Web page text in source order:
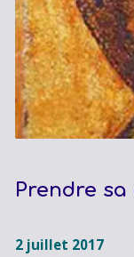
Prendre
2 juillet 2017